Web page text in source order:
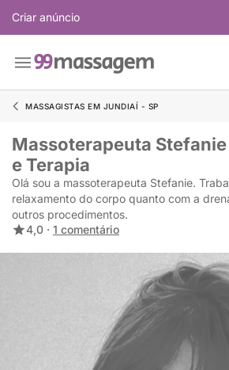
Criar anúncio
MASSAGISTAS EM JUNDIAÍ - SP
Massoterapeuta
e Terapia
Olá sou a massoterapeuta Stefanie.
relaxamento do corpo quanto com a
outros procedimentos.
4,0 · 1 comentário